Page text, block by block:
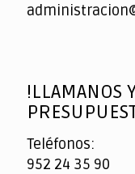
!LLAMANOS
Teléfonos:
952 24 35 90